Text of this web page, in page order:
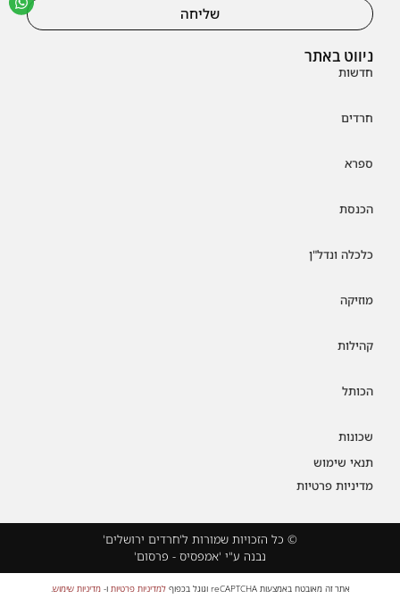
ניווט באתר
חדשות
חרדים
ספרא
הכנסת
כלכלה ונדל"ן
מוזיקה
קהילות
הכותל
שכונות
תנאי שימוש
מדיניות פרטיות
שליחה
© כל הזכויות שמורות ל'חרדים ירושלים'
נבנה ע"י 'אמפסיס - פרסום'
אתר זה מאובטח באמצעות reCAPTCHA וגוגל בכפוף למדיניות פרטיות ו-מדיניות שימוש.